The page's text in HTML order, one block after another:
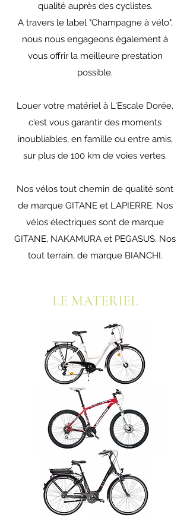
qualité auprès des cyclistes.
A travers le label "Champagne à vélo",
nous nous engageons également à
vous offrir la meilleure prestation
possible.
Louer votre matériel à L'Escale Dorée,
c'est vous garantir des moments
inoubliables, en famille ou entre amis,
sur plus de 100 km de voies vertes.
Nos vélos tout chemin de qualité sont
de marque GITANE et LAPIERRE. Nos
vélos électriques sont de marque
GITANE, NAKAMURA et PEGASUS. Nos
tout terrain, de marque BIANCHI.
LE MATERIEL